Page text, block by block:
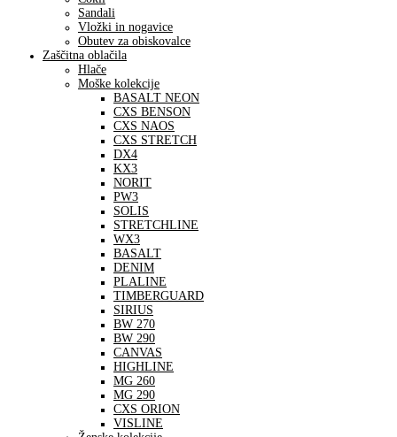
Sandali
Vložki in nogavice
Obutev za obiskovalce
Zaščitna oblačila
Hlače
Moške kolekcije
BASALT NEON
CXS BENSON
CXS NAOS
CXS STRETCH
DX4
KX3
NORIT
PW3
SOLIS
STRETCHLINE
WX3
BASALT
DENIM
PLALINE
TIMBERGUARD
SIRIUS
BW 270
BW 290
CANVAS
HIGHLINE
MG 260
MG 290
CXS ORION
VISLINE